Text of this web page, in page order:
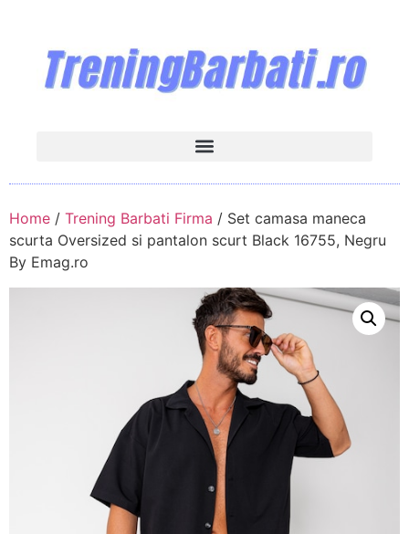
Home / Trening Barbati Firma / Set camasa maneca
scurta Oversized si pantalon scurt Black 16755, Negru
By Emag.ro